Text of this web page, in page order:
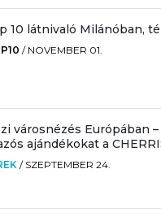
10 látnivaló Milánóban,
/ NOVEMBER 01.
városnézés Európában
ajándékokat a
/ SZEPTEMBER 24.